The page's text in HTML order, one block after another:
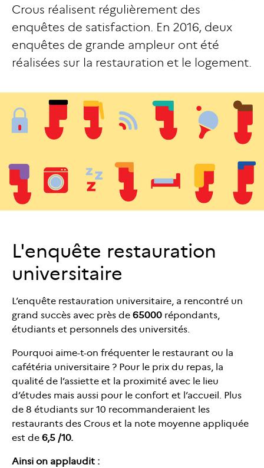
Crous réalisent régulièrement des
enquêtes de satisfaction. En 2016, deux
enquêtes de grande ampleur ont été
réalisées sur la restauration et le logement.
L'enquête restauration
universitaire
L’enquête restauration universitaire, a rencontré un
grand succès avec près de 65000 répondants,
étudiants et personnels des universités.
Pourquoi aime-t-on fréquenter le restaurant ou la
cafétéria universitaire ? Pour le prix du repas, la
qualité de l’assiette et la proximité avec le lieu
d’études mais aussi pour le confort et l’accueil. Plus
de 8 étudiants sur 10 recommanderaient les
restaurants des Crous et la note moyenne appliquée
est de 6,5 /10.
Ainsi on applaudit :